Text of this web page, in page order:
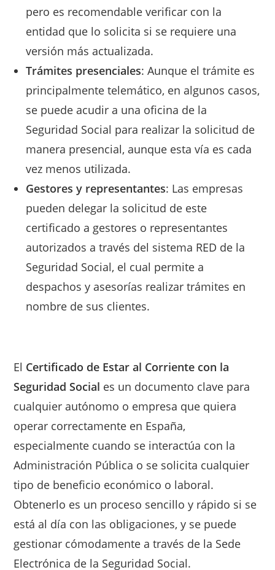
pero es recomendable verificar con la
entidad que lo solicita si se requiere una
versión más actualizada.
Trámites presenciales: Aunque el trámite es
principalmente telemático, en algunos casos,
se puede acudir a una oficina de la
Seguridad Social para realizar la solicitud de
manera presencial, aunque esta vía es cada
vez menos utilizada.
Gestores y representantes: Las empresas
pueden delegar la solicitud de este
certificado a gestores o representantes
autorizados a través del sistema RED de la
Seguridad Social, el cual permite a
despachos y asesorías realizar trámites en
nombre de sus clientes.
El Certificado de Estar al Corriente con la
Seguridad Social es un documento clave para
cualquier autónomo o empresa que quiera
operar correctamente en España,
especialmente cuando se interactúa con la
Administración Pública o se solicita cualquier
tipo de beneficio económico o laboral.
Obtenerlo es un proceso sencillo y rápido si se
está al día con las obligaciones, y se puede
gestionar cómodamente a través de la Sede
Electrónica de la Seguridad Social.